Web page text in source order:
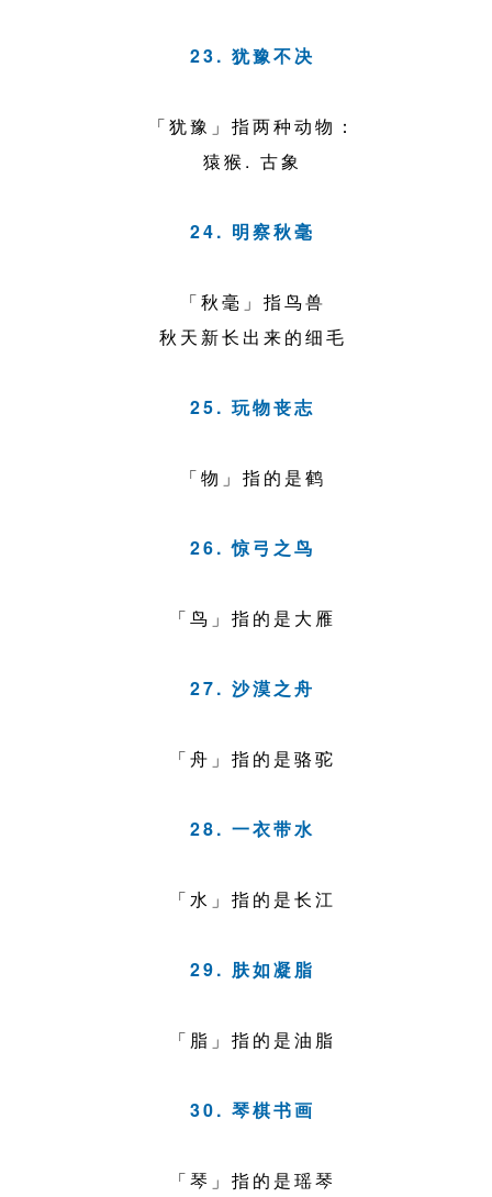
23. 犹豫不决
「犹豫」指两种动物：
猿猴. 古象
24. 明察秋毫
「秋毫」指鸟兽
秋天新长出来的细毛
25. 玩物丧志
「物」指的是鹤
26. 惊弓之鸟
「鸟」指的是大雁
27. 沙漠之舟
「舟」指的是骆驼
28. 一衣带水
「水」指的是长江
29. 肤如凝脂
「脂」指的是油脂
30. 琴棋书画
「琴」指的是瑶琴